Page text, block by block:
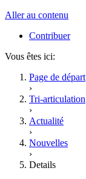
Aller au contenu
Contribuer
Vous êtes ici:
Page de départ
›
Tri-articulation
›
Actualité
›
Nouvelles
›
Details